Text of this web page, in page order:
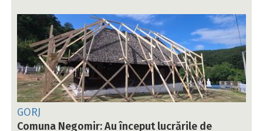
GORJ
Comuna Negomir: Au început lucrările de